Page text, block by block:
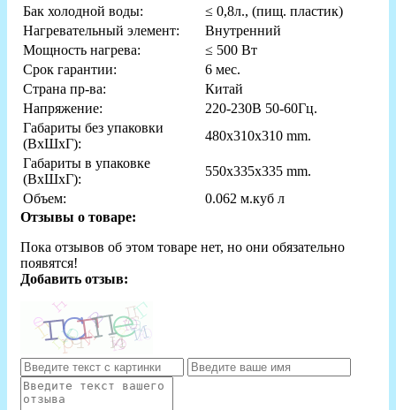
Бак холодной воды:
≤ 0,8л., (пищ. пластик)
Нагревательный элемент:
Внутренний
Мощность нагрева:
≤ 500 Вт
Срок гарантии:
6 мес.
Страна пр-ва:
Китай
Напряжение:
220-230В 50-60Гц.
Габариты без упаковки
(ВxШxГ):
480x310x310 mm.
Габариты в упаковке
(ВxШxГ):
550x335x335 mm.
Объем:
0.062 м.куб л
Отзывы о товаре:
Пока отзывов об этом товаре нет, но они обязательно
появятся!
Добавить отзыв: